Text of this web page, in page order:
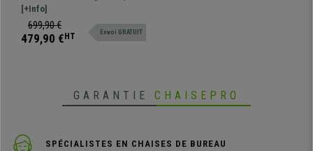
Ajustables, en Cuir Crème
très confortable, élaborée à partir
de matériaux de grande qualité :
idéale pour une utilisation
[+Info]
699,90 €
479,90 € HT Envoi GRATUIT
GARANTIE CHAISEPRO
SPÉCIALISTES EN CHAISES DE BUREAU